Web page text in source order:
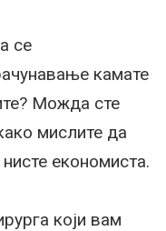
се
камате
Можда сте
мислите да
економиста.
који вам